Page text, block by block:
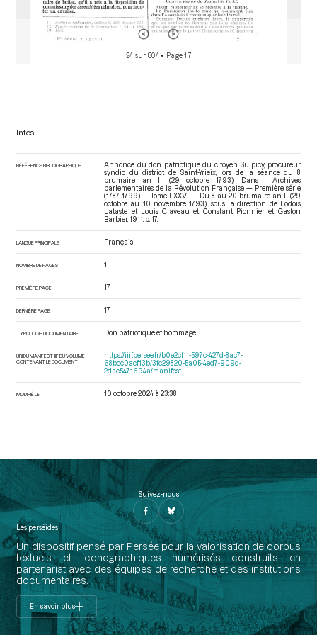
24 sur 804 • Page 17
Infos
RÉFÉRENCE BIBLIOGRAPHIQUE
Annonce du don patriotique du citoyen Sulpicy, procureur
syndic du district de Saint-Yrieix, lors de la séance du 8
brumaire an II (29 octobre 1793). Dans : Archives
parlementaires de la Révolution Française — Première série
(1787-1799) — Tome LXXVIII - Du 8 au 20 brumaire an II (29
octobre au 10 novembre 1793) , sous la direction de Lodoïs
Lataste et Louis Claveau et Constant Pionnier et Gaston
Barbier. 1911. p. 17.
LANGUE PRINCIPALE Français
NOMBRE DE PAGES 1
PREMIÈRE PAGE 17
DERNIÈRE PAGE 17
TYPOLOGIE DOCUMENTAIRE Don patriotique et hommage
URI DU MANIFEST IIIF DU VOLUME
CONTENANT LE DOCUMENT
https://iiif.persee.fr/b0e2cf11-597c-427d-8ac7-
68bcc0acf13b/3fc29820-5a05-4ed7-909d-
2dac5471694a/manifest
MODIFIÉ LE 10 octobre 2024 à 23:38
Suivez-nous
Les perséides
Un dispositif pensé par Persée pour la valorisation de corpus
textuels et iconographiques numérisés construits en
partenariat avec des équipes de recherche et des institutions
documentaires.
En savoir plus